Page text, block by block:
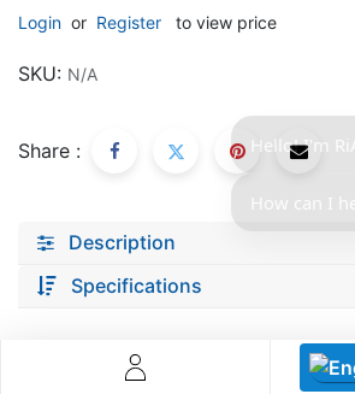
Login or Register to view price
SKU: N/A
Share :
Description
Specifications
Monitorizare în timp real și analiză date
Conectează roboți, software și servicii
Scalabil de la 1 robot la zeci de unități
Hello! I'm
How can I